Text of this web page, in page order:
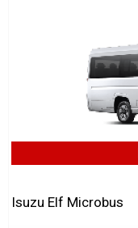
Isuzu Elf Microbus